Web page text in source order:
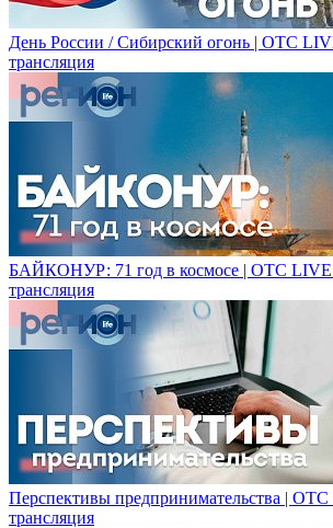
День России / Сибирский огонь | ОТС
трансляция
БАЙКОНУР: 71 год в космосе | ОТС
трансляция
Перспективы предпринимательства |
трансляция